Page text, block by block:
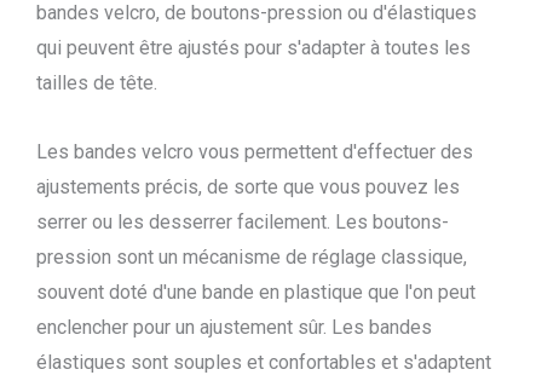
bandes velcro, de boutons-pression ou d'élastiques
qui peuvent être ajustés pour s'adapter à toutes les
tailles de tête.
Les bandes velcro vous permettent d'effectuer des
ajustements précis, de sorte que vous pouvez les
serrer ou les desserrer facilement. Les boutons-
pression sont un mécanisme de réglage classique,
souvent doté d'une bande en plastique que l'on peut
enclencher pour un ajustement sûr. Les bandes
élastiques sont souples et confortables et s'adaptent